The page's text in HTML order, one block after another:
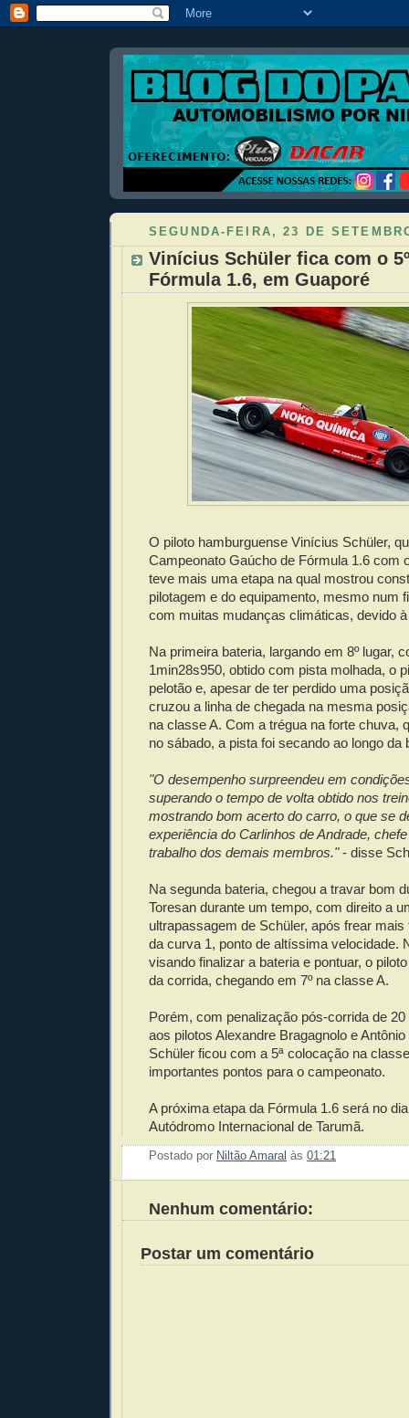
SEGUNDA-FEIRA, 23 DE
Vinícius Schüler fica com o
Fórmula 1.6, em Guaporé
O piloto hamburguense Vinícius Schüler,
Campeonato Gaúcho de Fórmula 1.6 com
teve mais uma etapa na qual mostrou
pilotagem e do equipamento, mesmo num
com muitas mudanças climáticas, devido
Na primeira bateria, largando em 8º lugar,
1min28s950, obtido com pista molhada, o
pelotão e, apesar de ter perdido uma
cruzou a linha de chegada na mesma
na classe A. Com a trégua na forte chuva,
no sábado, a pista foi secando ao longo da
"O desempenho surpreendeu em
superando o tempo de volta obtido nos
mostrando bom acerto do carro, o que se
experiência do Carlinhos de Andrade,
trabalho dos demais membros."- disse
Na segunda bateria, chegou a travar bom
Toresan durante um tempo, com direito a
ultrapassagem de Schüler, após frear mais
da curva 1, ponto de altíssima velocidade.
visando finalizar a bateria e pontuar, o
da corrida, chegando em 7º na classe A.
Porém, com penalização pós-corrida de
aos pilotos Alexandre Bragagnolo e
Schüler ficou com a 5ª colocação na
importantes pontos para o campeonato.
A próxima etapa da Fórmula 1.6 será no
Autódromo Internacional de Tarumã.
Postado por Niltão Amaral às 01:21
Nenhum comentário:
Postar um comentário